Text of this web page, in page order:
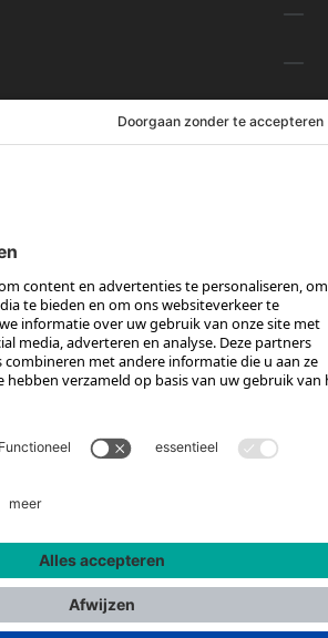
incl. btw, excl. verzendkosten
Bike Technology AG © 2025